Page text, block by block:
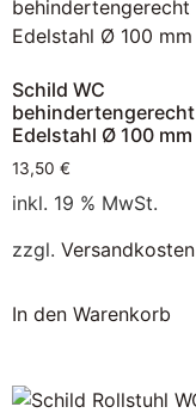
Schild WC
behindertengerecht
Edelstahl Ø 100 mm
13,50 €
inkl. 19 % MwSt.
zzgl. Versandkosten
In den Warenkorb